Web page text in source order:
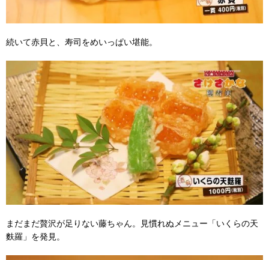
続いて赤貝と、寿司をめいっぱい堪能。
まだまだ贅沢が足りない藤ちゃん。見慣れぬメニュー「いくらの天
麩羅」を発見。